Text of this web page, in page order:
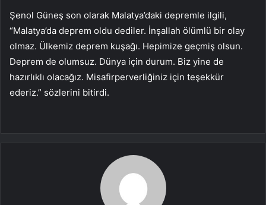
Şenol Güneş son olarak Malatya’daki depremle ilgili,
“Malatya’da deprem oldu dediler. İnşallah ölümlü bir olay
olmaz. Ülkemiz deprem kuşağı. Hepimize geçmiş olsun.
Deprem de olumsuz. Dünya için durum. Biz yine de
hazırlıklı olacağız. Misafirperverliğiniz için teşekkür
ederiz.” sözlerini bitirdi.